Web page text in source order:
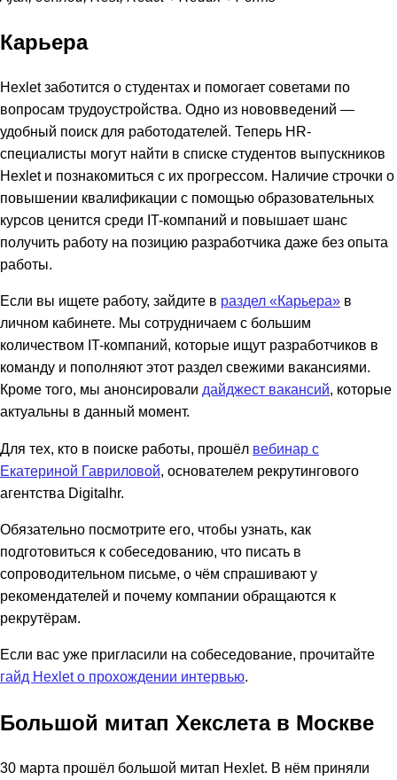
Карьера
Hexlet заботится о студентах и помогает советами по
вопросам трудоустройства. Одно из нововведений —
удобный поиск для работодателей. Теперь HR-
специалисты могут найти в списке студентов выпускников
Hexlet и познакомиться с их прогрессом. Наличие строчки о
повышении квалификации с помощью образовательных
курсов ценится среди IT-компаний и повышает шанс
получить работу на позицию разработчика даже без опыта
работы.
Если вы ищете работу, зайдите в раздел «Карьера» в
личном кабинете. Мы сотрудничаем с большим
количеством IT-компаний, которые ищут разработчиков в
команду и пополняют этот раздел свежими вакансиями.
Кроме того, мы анонсировали дайджест вакансий, которые
актуальны в данный момент.
Для тех, кто в поиске работы, прошёл вебинар с
Екатериной Гавриловой, основателем рекрутингового
агентства Digitalhr.
Обязательно посмотрите его, чтобы узнать, как
подготовиться к собеседованию, что писать в
сопроводительном письме, о чём спрашивают у
рекомендателей и почему компании обращаются к
рекрутёрам.
Если вас уже пригласили на собеседование, прочитайте
гайд Hexlet о прохождении интервью.
Большой митап Хекслета в Москве
30 марта прошёл большой митап Hexlet. В нём приняли